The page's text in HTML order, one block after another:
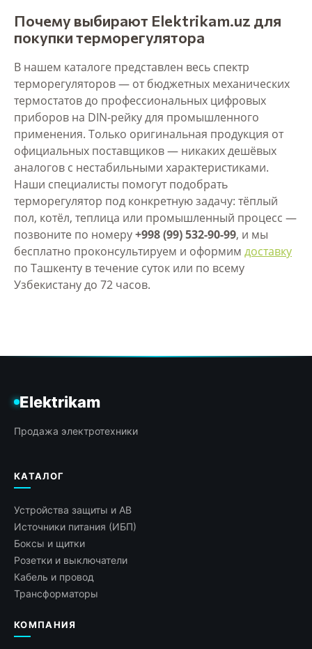
Почему выбирают Elektrikam.uz для
покупки терморегулятора
В нашем каталоге представлен весь спектр
терморегуляторов — от бюджетных механических
термостатов до профессиональных цифровых
приборов на DIN-рейку для промышленного
применения. Только оригинальная продукция от
официальных поставщиков — никаких дешёвых
аналогов с нестабильными характеристиками.
Наши специалисты помогут подобрать
терморегулятор под конкретную задачу: тёплый
пол, котёл, теплица или промышленный процесс —
позвоните по номеру+998 (99) 532-90-99, и мы
бесплатно проконсультируем и оформим доставку
по Ташкенту в течение суток или по всему
Узбекистану до 72 часов.
Elektrikam
Продажа электротехники
КАТАЛОГ
Устройства защиты и АВ
Источники питания (ИБП)
Боксы и щитки
Розетки и выключатели
Кабель и провод
Трансформаторы
КОМПАНИЯ